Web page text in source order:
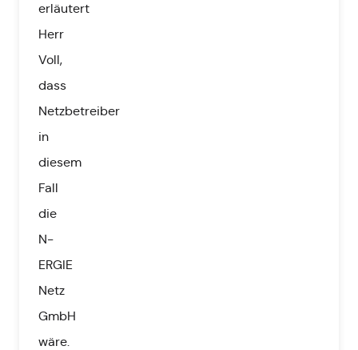
erläutert
Herr
Voll,
dass
Netzbetreiber
in
diesem
Fall
die
N-
ERGIE
Netz
GmbH
wäre.